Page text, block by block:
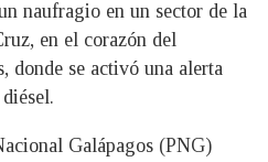
naufragio en un sector de la
en el corazón del
donde se activó una alerta
Galápagos (PNG)